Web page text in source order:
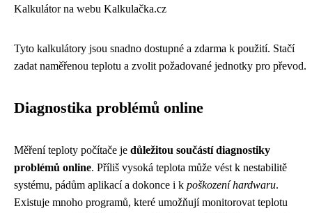
Kalkulátor na webu Kalkulačka.cz
Tyto kalkulátory jsou snadno dostupné a zdarma k použití. Stačí
zadat naměřenou teplotu a zvolit požadované jednotky pro převod.
Diagnostika problémů online
Měření teploty počítače je důležitou součástí diagnostiky
problémů online. Příliš vysoká teplota může vést k nestabilitě
systému, pádům aplikací a dokonce i k poškození hardwaru.
Existuje mnoho programů, které umožňují monitorovat teplotu